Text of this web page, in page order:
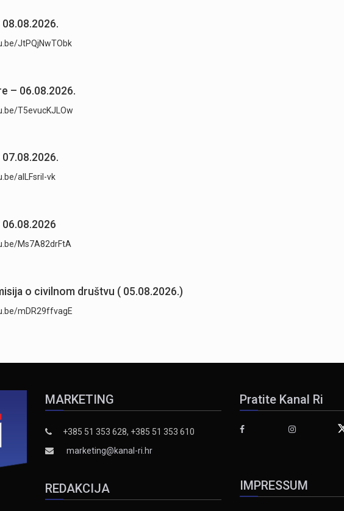
JtPQjNwTObk
– 06.08.2026.
T5evucKJLOw
07.08.2026.
aILFsriI-vk
06.08.2026
Ms7A82drFtA
o civilnom društvu ( 05.08.2026.)
mDR29ffvagE
MARKETING
+385 51 353 628, +385 51 353 610
marketing@kanal-ri.hr
REDAKCIJA
Pratite Kanal Ri
IMPRESSUM